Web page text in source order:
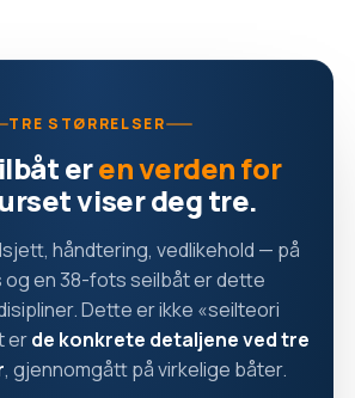
TRE STØRRELSER
eren verden for
viser deg tre.
håndtering, vedlikehold — på
en 38-fots seilbåt er dette
Dette er ikke «seilteori
erde konkrete detaljene ved tre
, gjennomgått på virkelige båter.